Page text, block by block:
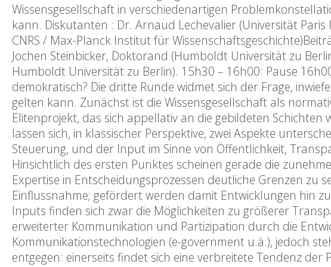
Wissensgesellschaft in verschiedenartigen
kann. Diskutanten : Dr. Arnaud Lechevalier (Universität Paris
CNRS / Max-Planck Institut für
Jochen Steinbicker, Doktorand (Humboldt Universität zu
Humboldt Universität zu Berlin). 15h30 – 16h00: Pause
demokratisch? Die dritte Runde widmet sich der Frage,
gelten kann. Zunächst ist die Wissensgesellschaft als
Elitenprojekt, das sich appellativ an die gebildeten
lassen sich, in klassischer Perspektive, zwei Aspekte
Steuerung, und der Input im Sinne von Öffentlichkeit,
Hinsichtlich des ersten Punktes scheinen gerade die
Expertise in Entscheidungsprozessen deutliche Grenzen zu
Einflussnahme; gefördert werden damit Entwicklungen hin
Inputs finden sich zwar die Möglichkeiten zu größerer
erweiterter Kommunikation und Partizipation durch die
Kommunikationstechnologien (e-government u.ä.), jedoch
entgegen: einerseits findet sich eine verbreitete Tendenz